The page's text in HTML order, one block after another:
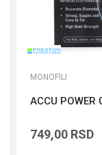
MONOFILI
ACCU
749,00 RSD